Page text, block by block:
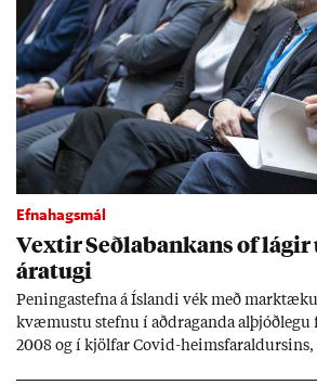
Efnahagsmál
Vext­ir Seðla­bank­ans of
ára­tugi
Pen­inga­stefna á Ís­landi vék með
kvæm­ustu stefnu í að­drag­anda
2008 og í kjöl­far Covid-